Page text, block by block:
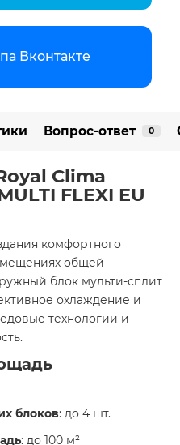
Вконтакте
Вопрос-ответ 0
Clima
FLEXI EU
комфортного
общей
блок мульти-сплит
охлаждение и
технологии и
блоков: до 4 шт.​
: до 100 м²​